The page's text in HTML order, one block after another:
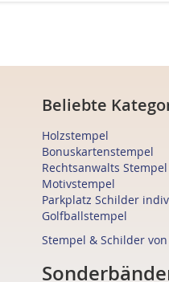
Beliebte
Holzstempel
Bonuskartenstempel
Rechtsanwalts Stempel
Motivstempel
Parkplatz Schilder
Golfballstempel
Stempel & Schilder